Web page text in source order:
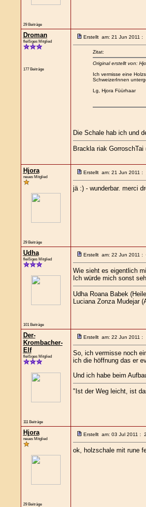
29 Beiträge
Droman
fleißiges Mitglied
177 Beiträge
Erstellt am: 21 Jun 2011 :
Zitat:
Original erstellt von:
Ich vermisse eine
SchweizerInnen
Lg, Hjora Füürhaar
Die Schale hab ich und
Brackla riak
Hjora
neues Mitglied
29 Beiträge
Erstellt am: 21 Jun 2011 :
jä :) - wunderbar. merci
Udha
fleißiges Mitglied
101 Beiträge
Erstellt am: 22 Jun 2011 :
Wie sieht es eigentlich
Ich würde mich sonst
Udha Roana Babek
Luciana Zonza Mudejar
Der-
Krombacher-
Elf
fleißiges Mitglied
111 Beiträge
Erstellt am: 22 Jun 2011 :
So, ich vermisse noch
ich die höffnung das er
Und ich habe beim
"Ist der Weg leicht, ist
Hjora
neues Mitglied
29 Beiträge
Erstellt am: 03 Jul 2011 :
ok, holzschale mit rune